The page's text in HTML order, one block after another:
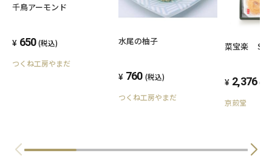
千鳥アーモンド
650 (税込)
つくね工房やまだ
水尾の柚子
760 (税込)
つくね工房やまだ
菜宝楽 Ｓ
2,376 (税
京煎堂